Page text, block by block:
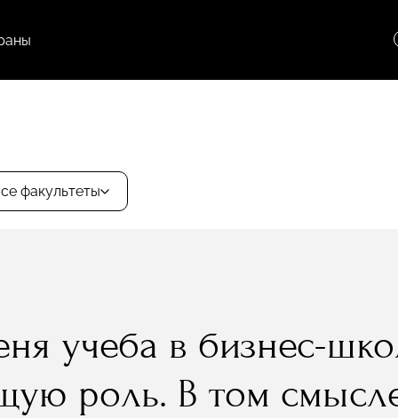
факультеты
учеба в бизнес-
роль. В том